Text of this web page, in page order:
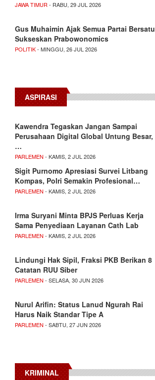
JAWA TIMUR - RABU, 29 JUL 2026
Gus Muhaimin Ajak Semua Partai Bersatu
Sukseskan Prabowonomics
POLITIK- MINGGU, 26 JUL 2026
ASPIRASI
Kawendra Tegaskan Jangan Sampai
Perusahaan Digital Global Untung Besar,
…
PARLEMEN - KAMIS, 2 JUL 2026
Sigit Purnomo Apresiasi Survei Litbang
Kompas, Polri Semakin Profesional…
PARLEMEN - KAMIS, 2 JUL 2026
Irma Suryani Minta BPJS Perluas Kerja
Sama Penyediaan Layanan Cath Lab
PARLEMEN - KAMIS, 2 JUL 2026
Lindungi Hak Sipil, Fraksi PKB Berikan 8
Catatan RUU Siber
PARLEMEN - SELASA, 30 JUN 2026
Nurul Arifin: Status Lanud Ngurah Rai
Harus Naik Standar Tipe A
PARLEMEN - SABTU, 27 JUN 2026
KRIMINAL